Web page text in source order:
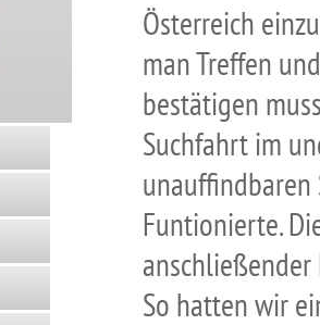
Österreich
man Treffen
bestätigen
Suchfahrt im
unauffindbaren
Funtionierte.
anschließender
So hatten wir